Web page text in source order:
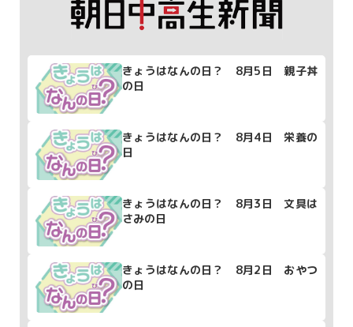
きょうはなんの日？ 8月5日 親子丼
の日
きょうはなんの日？ 8月4日 栄養の
日
きょうはなんの日？ 8月3日 文具は
さみの日
きょうはなんの日？ 8月2日 おやつ
の日